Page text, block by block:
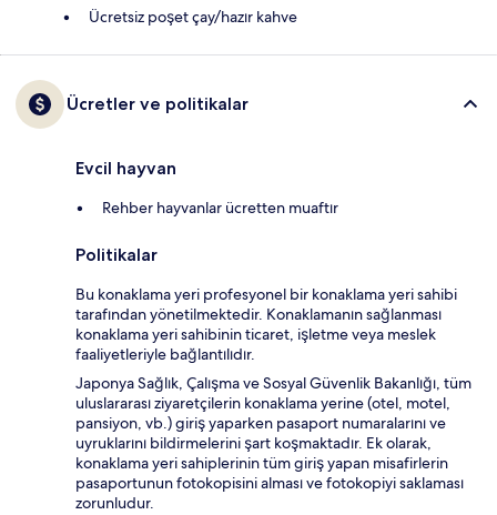
Ücretsiz poşet çay/hazır kahve
Ücretler ve politikalar
Evcil hayvan
Rehber hayvanlar ücretten muaftır
Politikalar
Bu konaklama yeri profesyonel bir konaklama yeri sahibi
tarafından yönetilmektedir. Konaklamanın sağlanması
konaklama yeri sahibinin ticaret, işletme veya meslek
faaliyetleriyle bağlantılıdır.
Japonya Sağlık, Çalışma ve Sosyal Güvenlik Bakanlığı, tüm
uluslararası ziyaretçilerin konaklama yerine (otel, motel,
pansiyon, vb.) giriş yaparken pasaport numaralarını ve
uyruklarını bildirmelerini şart koşmaktadır. Ek olarak,
konaklama yeri sahiplerinin tüm giriş yapan misafirlerin
pasaportunun fotokopisini alması ve fotokopiyi saklaması
zorunludur.